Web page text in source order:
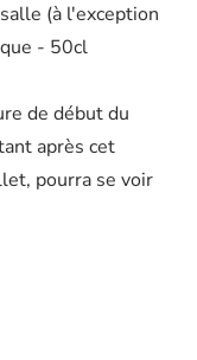
(à l'exception
- 50cl
de début du
après cet
pourra se voir